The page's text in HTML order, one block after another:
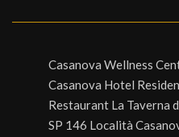
Casanova Wellness
Casanova Hotel
Restaurant La Taverna
SP 146 Località